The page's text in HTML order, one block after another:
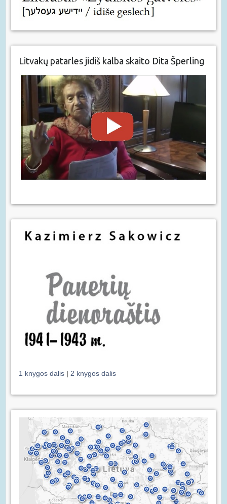
Litvakų patarles jidiš kalba skaito Dita Šperling
1 knygos dalis | 2 knygos dalis